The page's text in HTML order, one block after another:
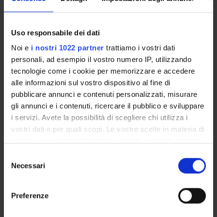
Uso responsabile dei dati
Noi e i nostri 1022 partner trattiamo i vostri dati
personali, ad esempio il vostro numero IP, utilizzando
tecnologie come i cookie per memorizzare e accedere
alle informazioni sul vostro dispositivo al fine di
pubblicare annunci e contenuti personalizzati, misurare
gli annunci e i contenuti, ricercare il pubblico e sviluppare
i servizi. Avete la possibilità di scegliere chi utilizza i
vostri dati e per quali scopi. Le vostre scelte in materia di
modificare o revocare il proprio consenso in qualsiasi
momento dalla Dichiarazione sui cookie o facendo clic
delNecessari
Preferenze
Insegnamenti
Orario lezioni
Piani didattici
Calendario esami
Bacheca avvisi
Proposte tesi e stage
Organi collegiali e di governo
OFFERTA FORMATIVA
CORSI DI STUDIO